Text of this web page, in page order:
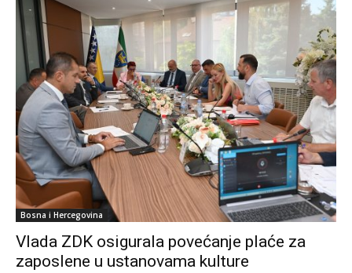
Bosna i Hercegovina
Vlada ZDK osigurala povećanje plaće za
zaposlene u ustanovama kulture